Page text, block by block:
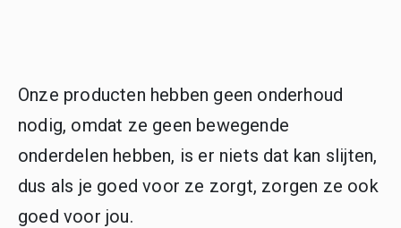
Onze producten hebben geen onderhoud
nodig, omdat ze geen bewegende
onderdelen hebben, is er niets dat kan slijten,
dus als je goed voor ze zorgt, zorgen ze ook
goed voor jou.